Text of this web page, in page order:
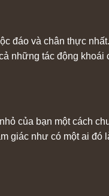
đáo và chân thực
những tác động khoái
của bạn một cách
giác như có một ai đó